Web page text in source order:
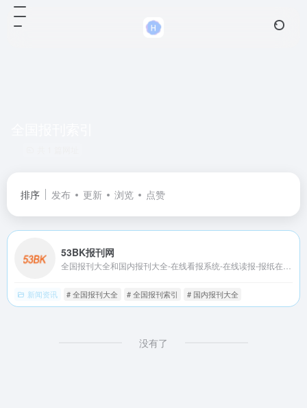
排序 发布 更新 浏览 点赞
53BK报刊网
新闻资讯 # 全国报刊大全 # 全国报刊索引 # 国内报刊大全
没有了